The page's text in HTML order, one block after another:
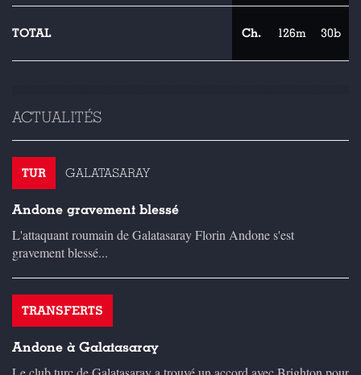
TOTAL Ch. 126m 30b
ACTUALITÉS
TUR GALATASARAY
Andone gravement blessé
L'attaquant roumain de Galatasaray Florin Andone s'est
gravement blessé...
TRANSFERTS
Andone à Galatasaray